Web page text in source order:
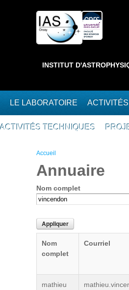
Interne ]
INSTITUT
LE LABORATOIRE
ACTIVITÉS TECHNIQUES
Vous êtes ici
Accueil
Annuaire
Nom complet
Nom
complet
Courriel
mathieu